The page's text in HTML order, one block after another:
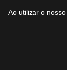
Ao utilizar o